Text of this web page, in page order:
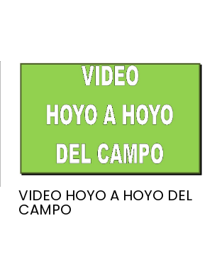
VIDEO HOYO A HOYO DEL
CAMPO